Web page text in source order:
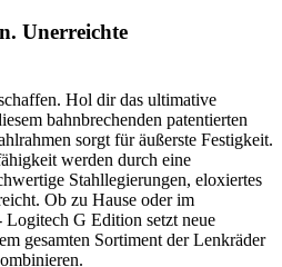
Unerreichte
Hol dir das ultimative
bahnbrechenden patentierten
sorgt für äußerste Festigkeit.
werden durch eine
Stahllegierungen, eloxiertes
Ob zu Hause oder im
G Edition setzt neue
gesamten Sortiment der Lenkräder